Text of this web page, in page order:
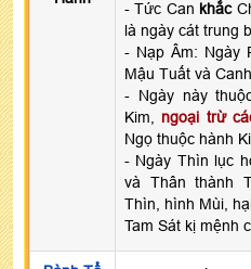
- Tức Can khắc
là ngày cát trung
- Nạp Âm: Ngày
Mậu Tuất và
- Ngày này
Kim, ngoại trừ
Ngọ thuộc hành
- Ngày Thìn lục
và Thân thành
Thìn, hình Mùi,
Tam Sát kị mệnh